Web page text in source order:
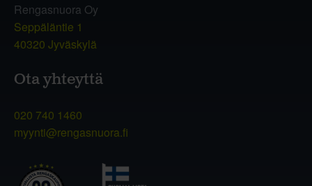
Rengasnuora Oy
Seppäläntie 1
40320 Jyväskylä
Ota yhteyttä
020 740 1460
myynti@rengasnuora.fi